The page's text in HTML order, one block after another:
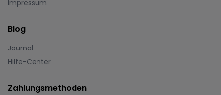
Impressum
Blog
Journal
Hilfe-Center
Zahlungsmethoden